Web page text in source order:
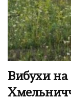
Вибухи на